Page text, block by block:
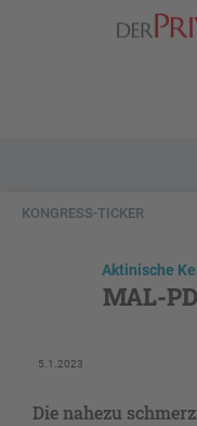
KONGRESS-TICKER
Aktinische
MAL-
5.1.2023
Die nahezu